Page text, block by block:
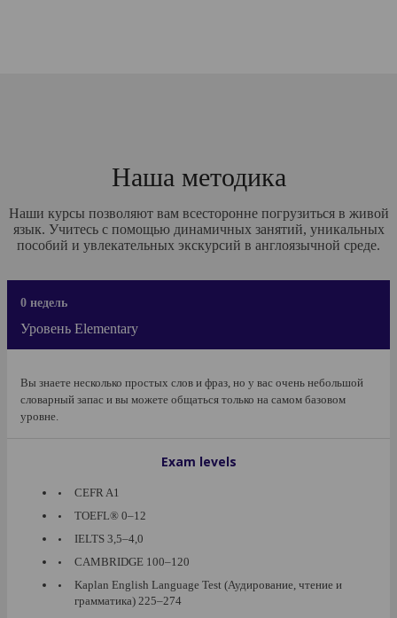
Наша методика
Наши курсы позволяют вам всесторонне погрузиться в живой
язык. Учитесь с помощью динамичных занятий, уникальных
пособий и увлекательных экскурсий в англоязычной среде.
0 недель
Уровень Elementary
Вы знаете несколько простых слов и фраз, но у вас очень небольшой
словарный запас и вы можете общаться только на самом базовом
уровне.
Exam levels
CEFR A1
TOEFL® 0–12
IELTS 3,5–4,0
CAMBRIDGE 100–120
Kaplan English Language Test (Аудирование, чтение и
грамматика) 225–274